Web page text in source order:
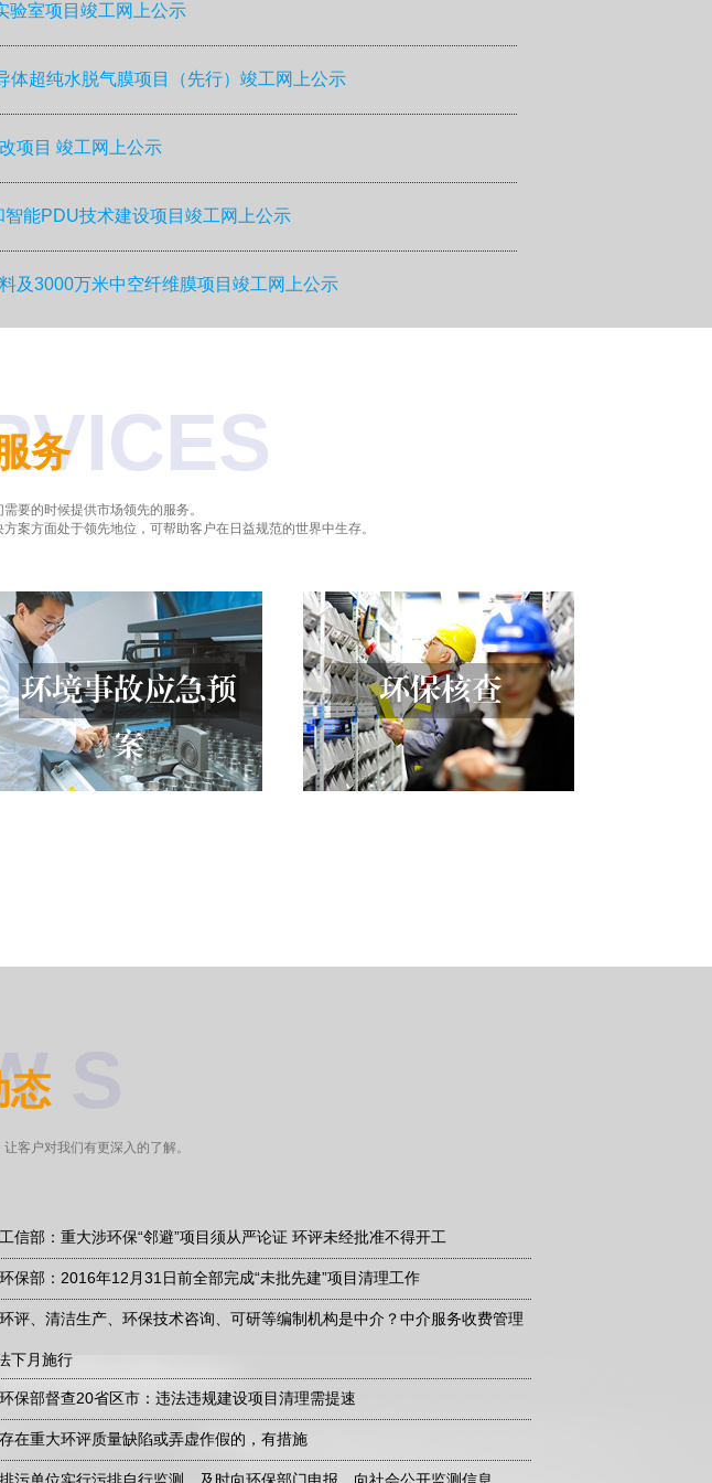
验室项目竣工网上公示
超纯水脱气膜项目（先行）竣工网上公示
项目 竣工网上公示
能PDU技术建设项目竣工网上公示
及3000万米中空纤维膜项目竣工网上公示
务
要的时候提供市场领先的服务。
案方面处于领先地位，可帮助客户在日益规范的世界中生存。
环境事故应急预
案
环保核查
S
态
客户对我们有更深入的了解。
工信部：重大涉环保“邻避”项目须从严论证 环评未经批准不得开工
环保部：2016年12月31日前全部完成“未批先建”项目清理工作
环评、清洁生产、环保技术咨询、可研等编制机构是中介？中介服务收费管理
下月施行
环保部督查20省区市：违法违规建设项目清理需提速
存在重大环评质量缺陷或弄虚作假的，有措施